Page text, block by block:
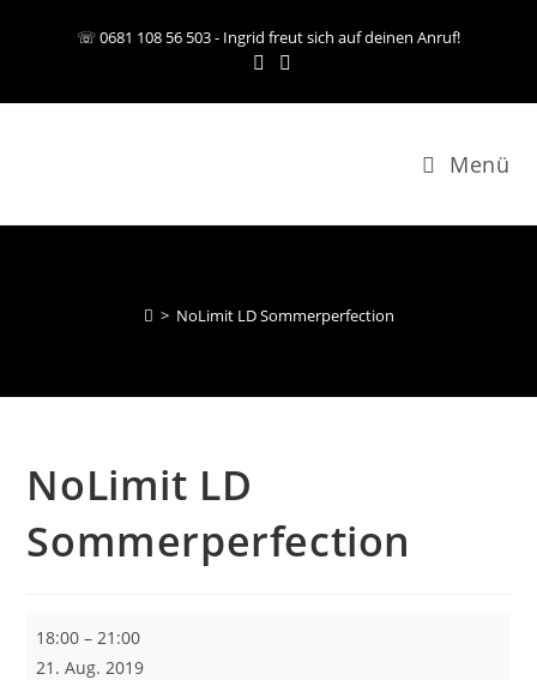
☏ 0681 108 56 503 - Ingrid freut sich auf deinen Anruf!
Menü
> NoLimit LD Sommerperfection
NoLimit LD
Sommerperfection
NoLimit
LD
18:00 –21:00
21. Aug. 2019